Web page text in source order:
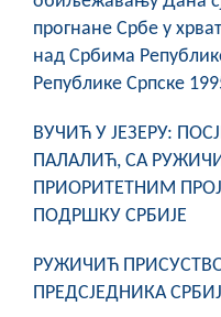
Туризам
Спорт
прогнане Србе у
над Србима
Републике Српске
ВУЧИЋ У ЈЕЗЕРУ:
ПАЛАЛИЋ, СА
ПРИОРИТЕТНИМ
ПОДРШКУ СРБИЈЕ
РУЖИЧИЋ
ПРЕДСЈЕДНИКА